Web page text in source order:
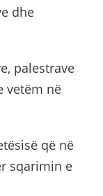
dhe
palestrave
vetëm në
që në
sqarimin e